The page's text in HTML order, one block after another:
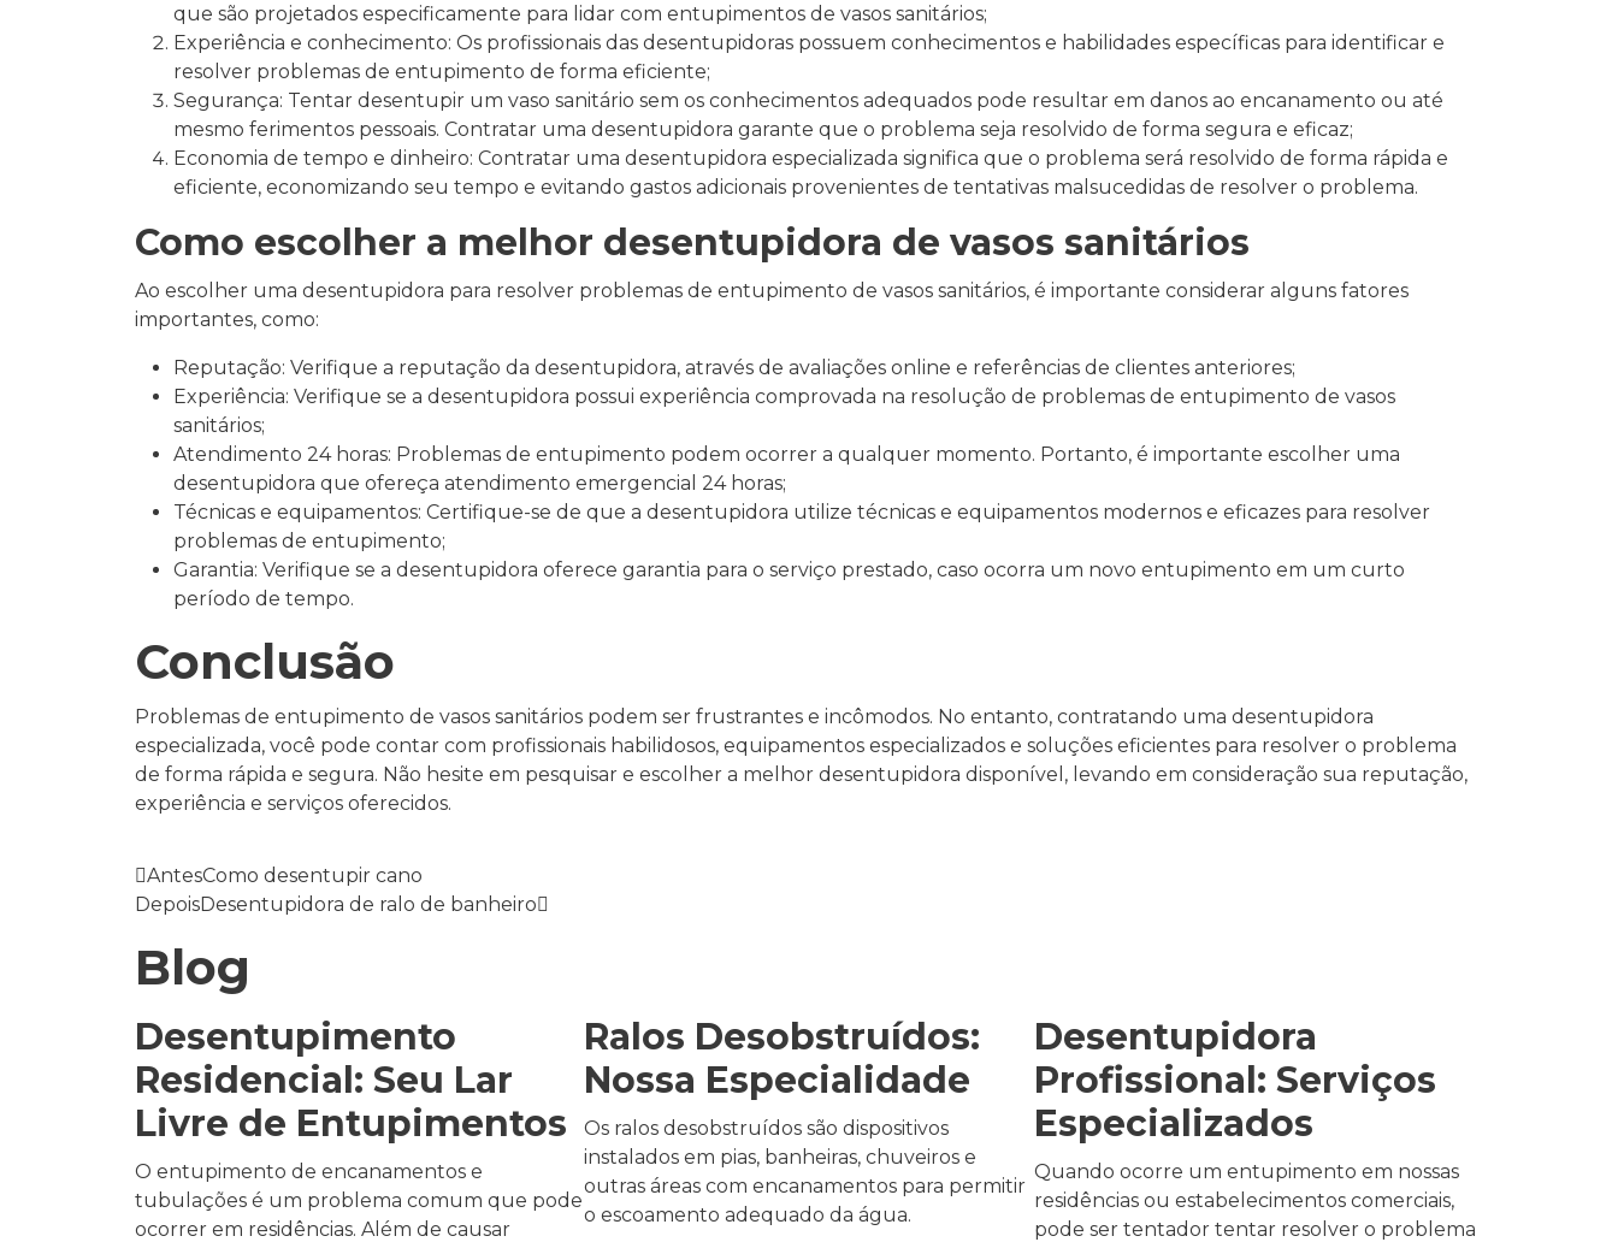
que são projetados especificamente para lidar com entupimentos de vasos sanitários;
Experiência e conhecimento: Os profissionais das desentupidoras possuem conhecimentos e habilidades específicas para identificar e
resolver problemas de entupimento de forma eficiente;
Segurança: Tentar desentupir um vaso sanitário sem os conhecimentos adequados pode resultar em danos ao encanamento ou até
mesmo ferimentos pessoais. Contratar uma desentupidora garante que o problema seja resolvido de forma segura e eficaz;
Economia de tempo e dinheiro: Contratar uma desentupidora especializada significa que o problema será resolvido de forma rápida e
eficiente, economizando seu tempo e evitando gastos adicionais provenientes de tentativas malsucedidas de resolver o problema.
Como escolher a melhor desentupidora de vasos sanitários
Ao escolher uma desentupidora para resolver problemas de entupimento de vasos sanitários, é importante considerar alguns fatores
importantes, como:
Reputação: Verifique a reputação da desentupidora, através de avaliações online e referências de clientes anteriores;
Experiência: Verifique se a desentupidora possui experiência comprovada na resolução de problemas de entupimento de vasos
sanitários;
Atendimento 24 horas: Problemas de entupimento podem ocorrer a qualquer momento. Portanto, é importante escolher uma
desentupidora que ofereça atendimento emergencial 24 horas;
Técnicas e equipamentos: Certifique-se de que a desentupidora utilize técnicas e equipamentos modernos e eficazes para resolver
problemas de entupimento;
Garantia: Verifique se a desentupidora oferece garantia para o serviço prestado, caso ocorra um novo entupimento em um curto
período de tempo.
Conclusão
Problemas de entupimento de vasos sanitários podem ser frustrantes e incômodos. No entanto, contratando uma desentupidora
especializada, você pode contar com profissionais habilidosos, equipamentos especializados e soluções eficientes para resolver o problema
de forma rápida e segura. Não hesite em pesquisar e escolher a melhor desentupidora disponível, levando em consideração sua reputação,
experiência e serviços oferecidos.
AntesComo desentupir cano
DepoisDesentupidora de ralo de banheiro
Blog
Desentupimento
Residencial: Seu Lar
Livre de Entupimentos
O entupimento de encanamentos e
tubulações é um problema comum que pode
ocorrer em residências. Além de causar
Ralos Desobstruídos:
Nossa Especialidade
Os ralos desobstruídos são dispositivos
instalados em pias, banheiras, chuveiros e
outras áreas com encanamentos para permitir
o escoamento adequado da água.
Desentupidora
Profissional: Serviços
Especializados
Quando ocorre um entupimento em nossas
residências ou estabelecimentos comerciais,
pode ser tentador tentar resolver o problema